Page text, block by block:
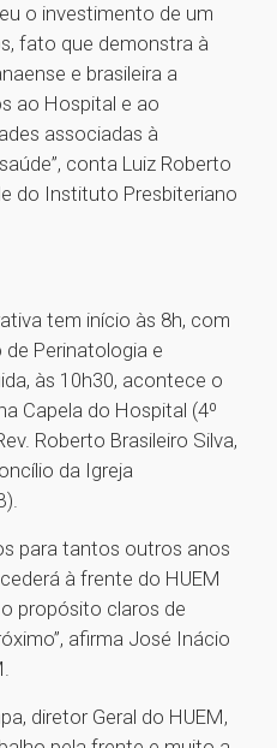
o investimento de um
fato que demonstra à
e brasileira a
ao Hospital e ao
associadas à
conta Luiz Roberto
do Instituto Presbiteriano
tem início às 8h, com
Perinatologia e
às 10h30, acontece o
Capela do Hospital (4º
Roberto Brasileiro Silva,
da Igreja
para tantos outros anos
à frente do HUEM
propósito claros de
afirma José Inácio
diretor Geral do HUEM,